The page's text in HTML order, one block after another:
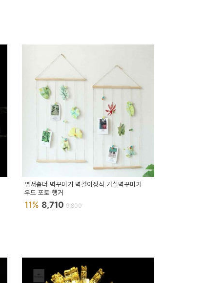
엽서홀더 벽꾸미기 벽걸이장식 거실벽꾸미기
우드 포토 행거
11%8,7109,800